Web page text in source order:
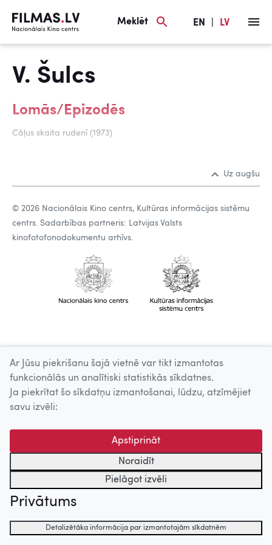
Meklēt EN LV
V. Šulcs
Lomās/Epizodēs
Cāļus skaita rudenī (1973)
Uz augšu
© 2026 Nacionālais Kino centrs, Kultūras informācijas sistēmu
centrs. Sadarbības partneris: Latvijas Valsts
kinofotofonodokumentu arhīvs.
Ar Jūsu piekrišanu šajā vietnē var tikt izmantotas
funkcionālās un analītiski statistikās sīkdatnes.
Ja piekrītat šo sīkdatņu izmantošanai, lūdzu, atzīmējiet
savu izvēli:
Apstiprināt
Noraidīt
Pielāgot izvēli
Privātums
Detalizētāka informācija par izmantotajām sīkdatnēm